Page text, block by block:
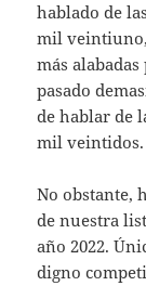
hablado de
mil
más
pasado
de hablar de
mil veintidos.
No obstante,
de nuestra
año 2022.
digno